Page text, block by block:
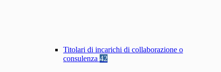
Titolari di incarichi di collaborazione o
consulenza 42